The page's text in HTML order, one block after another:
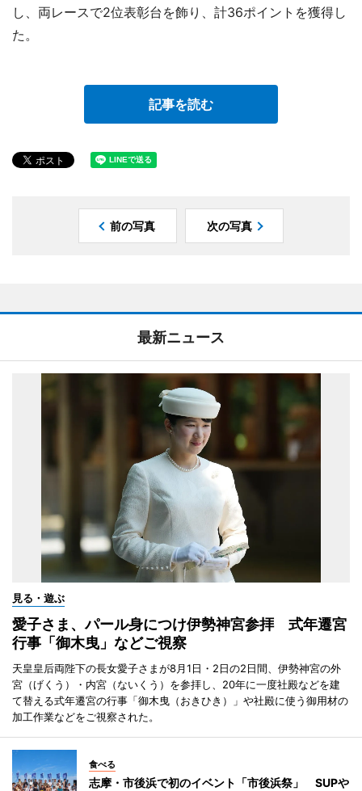
し、両レースで2位表彰台を飾り、計36ポイントを獲得し
た。
記事を読む
前の写真 次の写真
最新ニュース
見る・遊ぶ
愛子さま、パール身につけ伊勢神宮参拝 式年遷宮
行事「御木曳」などご視察
天皇皇后両陛下の長女愛子さまが8月1日・2日の2日間、伊勢神宮の外
宮（げくう）・内宮（ないくう）を参拝し、20年に一度社殿などを建
て替える式年遷宮の行事「御木曳（おきひき）」や社殿に使う御用材の
加工作業などをご視察された。
食べる
志摩・市後浜で初のイベント「市後浜祭」 SUPや